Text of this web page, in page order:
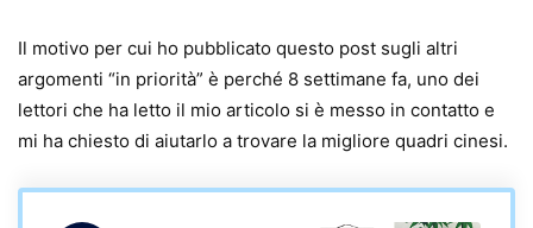
Il motivo per cui ho pubblicato questo post sugli altri
argomenti “in priorità” è perché 8 settimane fa, uno dei
lettori che ha letto il mio articolo si è messo in contatto e
mi ha chiesto di aiutarlo a trovare la migliore quadri cinesi.